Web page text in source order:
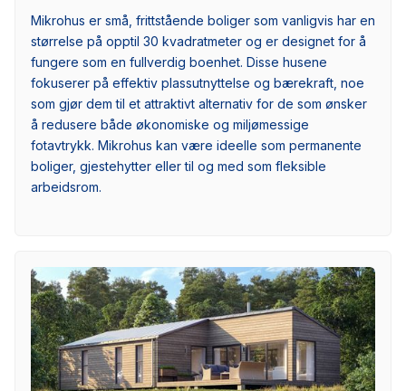
Mikrohus er små, frittstående boliger som vanligvis har en
størrelse på opptil 30 kvadratmeter og er designet for å
fungere som en fullverdig boenhet. Disse husene
fokuserer på effektiv plassutnyttelse og bærekraft, noe
som gjør dem til et attraktivt alternativ for de som ønsker
å redusere både økonomiske og miljømessige
fotavtrykk. Mikrohus kan være ideelle som permanente
boliger, gjestehytter eller til og med som fleksible
arbeidsrom.